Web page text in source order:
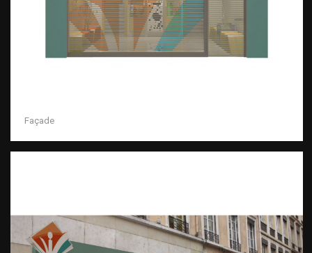
Façade